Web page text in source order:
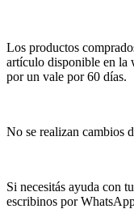
Los productos
artículo disponible en la
por un vale por 60 días.
No se realizan cambios
Si necesitás ayuda con
escribinos por